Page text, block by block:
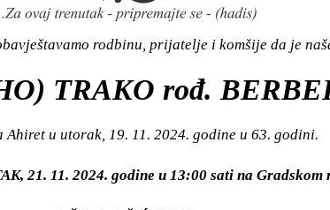
rodbinu, prijatelje i komšije da je
TRAKO rođ.
Ahiret u utorak, 19. 11. 2024. godine u 63. godini.
21. 11. 2024. godine u 13:00 sati na Gradskom